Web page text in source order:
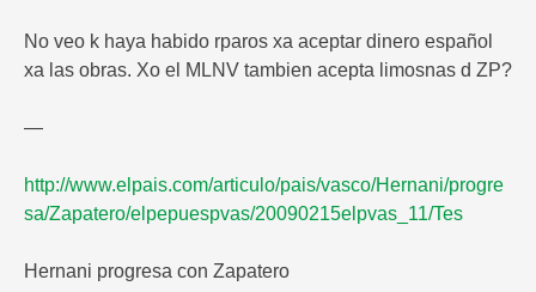
No veo k haya habido rparos xa aceptar dinero español
xa las obras. Xo el MLNV tambien acepta limosnas d ZP?
—
http://www.elpais.com/articulo/pais/vasco/Hernani/progre
sa/Zapatero/elpepuespvas/20090215elpvas_11/Tes
Hernani progresa con Zapatero